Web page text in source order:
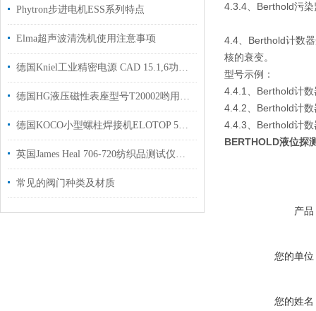
Phytron步进电机ESS系列特点
Elma超声波清洗机使用注意事项
德国Kniel工业精密电源 CAD 15.1,6功率可达7至3000 瓦现货
德国HG液压磁性表座型号T20002哟用于机床工作半径950mm
德国KOCO小型螺柱焊接机ELOTOP 510用于发电站使用国内现货
英国James Heal 706-720纺织品测试仪现货工厂授权经销商
常见的阀门种类及材质
4.3.4、Berthold污
4.4、Berthold计数
核的衰变。
型号示例：
4.4.1、Berthold计
4.4.2、Berthold计
4.4.3、Berthold计
BERTHOLD液位探
产品
您的单位
您的姓名